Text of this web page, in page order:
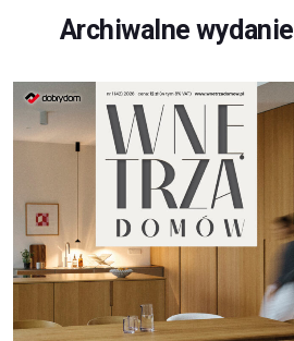
Archiwalne wydanie